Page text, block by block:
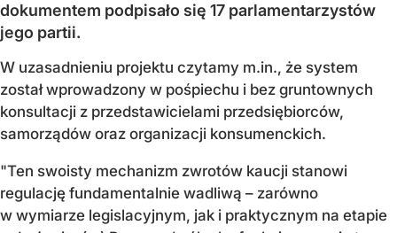
dokumentem podpisało się 17 parlamentarzystów
jego partii.
W uzasadnieniu projektu czytamy m.in., że system
został wprowadzony w pośpiechu i bez gruntownych
konsultacji z przedstawicielami przedsiębiorców,
samorządów oraz organizacji konsumenckich.
"Ten swoisty mechanizm zwrotów kaucji stanowi
regulację fundamentalnie wadliwą – zarówno
w wymiarze legislacyjnym, jak i praktycznym na etapie